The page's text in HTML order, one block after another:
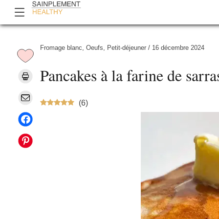
Fromage blanc, Oeufs, Petit-déjeuner / 16 décembre 2024
Pancakes à la farine de
(6)